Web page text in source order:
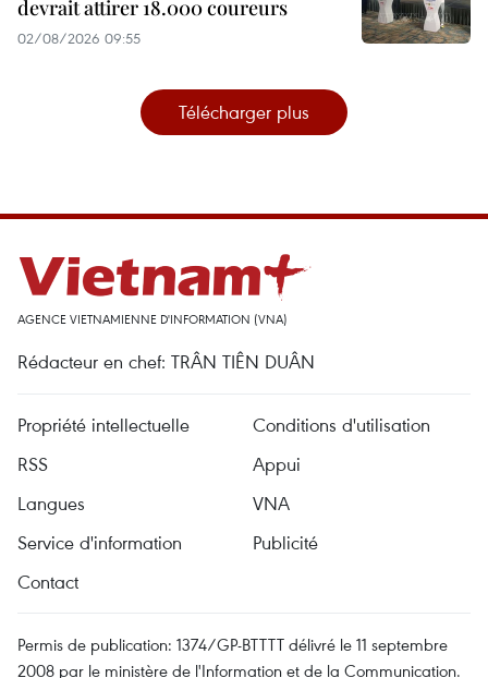
devrait attirer 18.000 coureurs
02/08/2026 09:55
Télécharger plus
AGENCE VIETNAMIENNE D'INFORMATION (VNA)
Rédacteur en chef: TRÂN TIÊN DUÂN
Propriété intellectuelle
Conditions d'utilisation
RSS
Appui
Langues
VNA
Service d'information
Publicité
Contact
Permis de publication: 1374/GP-BTTTT délivré le 11 septembre
2008 par le ministère de l'Information et de la Communication.